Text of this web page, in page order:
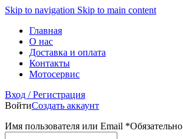
Skip to navigation Skip to main content
Главная
О нас
Доставка и оплата
Контакты
Мотосервис
Вход / Регистрация
ВойтиСоздать аккаунт
Имя пользователя или Email *Обязательно